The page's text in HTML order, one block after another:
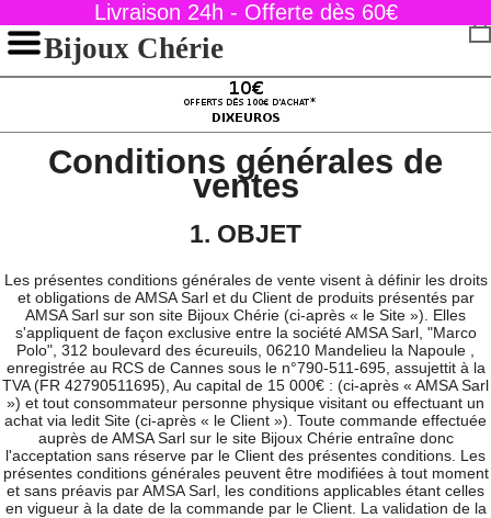
Bijoux Chérie
Livraison 24h - Offerte dès 60€
Conditions générales de
ventes
1. OBJET
Les présentes conditions générales de vente visent à définir les droits
et obligations de AMSA Sarl et du Client de produits présentés par
AMSA Sarl sur son site Bijoux Chérie (ci-après « le Site »). Elles
s'appliquent de façon exclusive entre la société AMSA Sarl, "Marco
Polo", 312 boulevard des écureuils, 06210 Mandelieu la Napoule ,
enregistrée au RCS de Cannes sous le n°790-511-695, assujettit à la
TVA (FR 42790511695), Au capital de 15 000€ : (ci-après « AMSA Sarl
») et tout consommateur personne physique visitant ou effectuant un
achat via ledit Site (ci-après « le Client »). Toute commande effectuée
auprès de AMSA Sarl sur le site Bijoux Chérie entraîne donc
l'acceptation sans réserve par le Client des présentes conditions. Les
présentes conditions générales peuvent être modifiées à tout moment
et sans préavis par AMSA Sarl, les conditions applicables étant celles
en vigueur à la date de la commande par le Client. La validation de la